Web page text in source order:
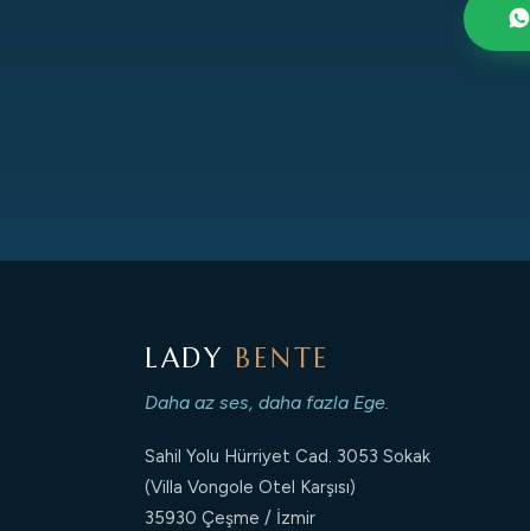
LADY BENTE
Daha az ses, daha fazla Ege.
Sahil Yolu Hürriyet Cad. 3053 Sokak
(Villa Vongole Otel Karşısı)
35930 Çeşme / İzmir